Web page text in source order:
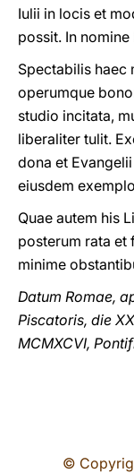
Iulii in locis et
possit. In
Spectabilis haec
operumque
studio incitata,
liberaliter tulit.
dona et
eiusdem
Quae autem his
posterum rata et
minime
Datum Romae,
Piscatoris, die
MCMXCVI,
©